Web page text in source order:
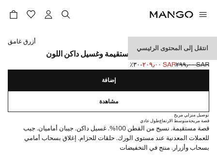
انتقل إلى المحتوى الرئيسي
بنطلون جينز موبي بقصة مستقيمة وغسيل داكن اللون
السعر الأول محذوف [SAR ٢٩٩٫٠٠ ]
SAR ٢٩٩٫٠٠
السعر الحالي [SAR ٢٠٩٫٠٠ ]SAR ٢٠٩٫٠٠ ؜-٣٠٪؜
حدد اللون
أزرق غامق
إضافة
مشاهدة
توصيل منزلي مريح
قصة مريحةمتوسط الارتفاعطول عادي
قصة مستقيمة. نسيج من القطن 100%. غسيل داكن. جيبان أماميان. جيب
للعملات المعدنية عند مستوى الورك. حلقات للحزام. إغلاق بسحاب أمامي
بسحاب وأزرار. منتج في التخفيضات